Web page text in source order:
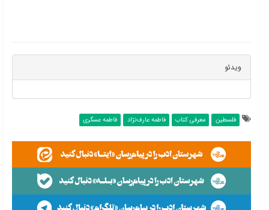
ویدئو
فلسطین معرفی کتاب فاطمه عارف‌نژاد فاطمه عسگری